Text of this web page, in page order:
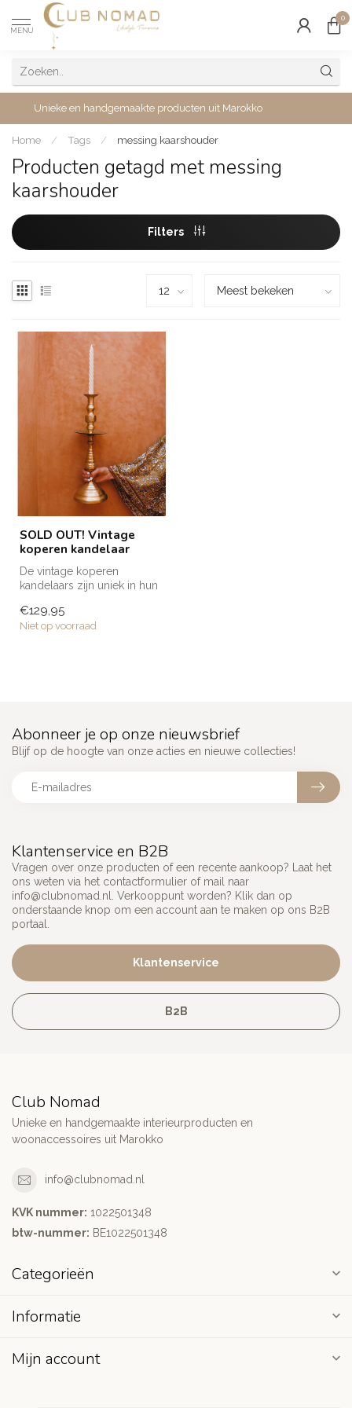
MENU
0
Unieke en handgemaakte producten uit Marokko
Home / Tags / messing kaarshouder
Producten getagd met messing
kaarshouder
Filters
SOLD OUT! Vintage
koperen kandelaar
De vintage koperen
kandelaars zijn uniek in hun
met ...
€129,95
Niet op voorraad
Klantenservice en B2B
Vragen over onze producten of een recente aankoop? Laat het
ons weten via het contactformulier of mail naar
info@clubnomad.nl
. Verkooppunt worden? Klik dan op
onderstaande knop om een account aan te maken op ons B2B
portaal.
Klantenservice
B2B
Abonneer je op onze nieuwsbrief
Blijf op de hoogte van onze acties en nieuwe collecties!
Club Nomad
Unieke en handgemaakte interieurproducten en
woonaccessoires uit Marokko
info@clubnomad.nl
KVK nummer: 1022501348
btw-nummer: BE1022501348
Categorieën
Informatie
Mijn account